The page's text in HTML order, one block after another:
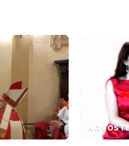
NOVOSTI